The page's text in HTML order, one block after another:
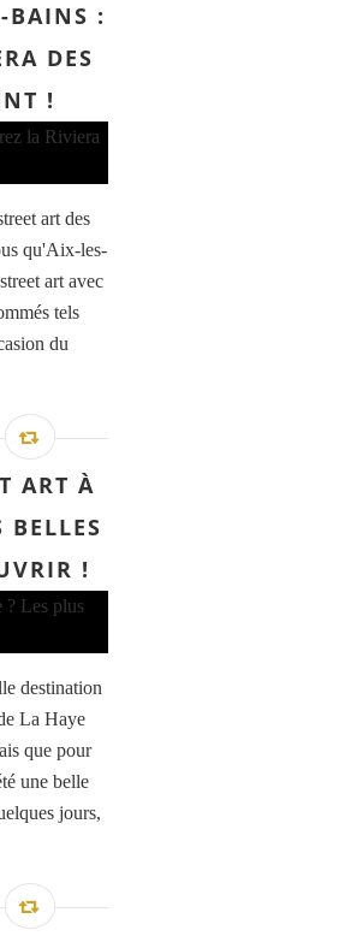
BAINS :
DES
!
art des
qu'Aix-les-
art avec
tels
du
ART À
BELLES
!
destination
La Haye
que pour
une belle
jours,